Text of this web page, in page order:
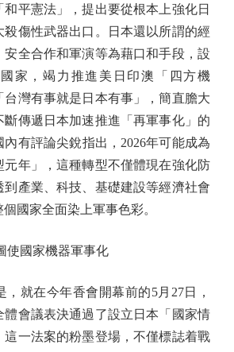
平憲法」，提出要從根本上強化日
殺傷性武器出口。日本還以所謂的經
安全合作和軍演等為藉口和手段，設
家，竭力推進美日印澳「四方機
台灣有事就是日本有事」，簡直膽大
斷傳遞日本加速推進「再軍事化」的
有評論尖銳指出，2026年可能成為
元年」，這種轉型不僅體現在強化防
到產業、科技、基礎建設等經濟社會
國家全面染上軍事色彩。
國家機器軍事化
就在今年香會開幕前的5月27日，
體會議表決通過了設立日本「國家情
這一法案的粉墨登場，不僅標誌着戰